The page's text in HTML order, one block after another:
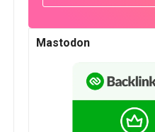
Mastodon